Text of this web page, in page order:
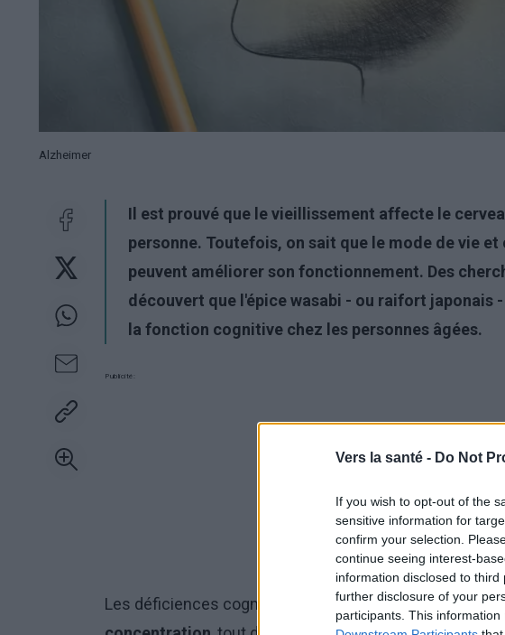
Vers la santé - Do Not
If you wish to opt-out of the
sensitive information for
confirm your selection.
continue seeing interest-
information disclosed to
further disclosure of your
participants. This
Alzheimer
Il est prouvé que le vieillissement affecte le
personne. Toutefois, on sait que le mode de vie
peuvent améliorer son fonctionnement. Des
découvert que l'épice wasabi - ou raifort japonais
la fonction cognitive chez les personnes âgées.
Publicité:
Les déficiences cognitives typiques comprennent les